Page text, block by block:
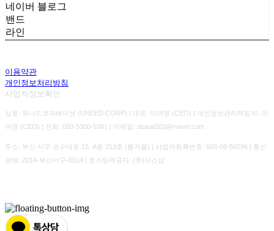
네이버 블로그
밴드
라인
이용약관
개인정보처리방침
사업자정보확인
상호: 유니드코퍼레이션 (UNEED.CORP) | 대표: 이여명 (CEO) | 개인정보관리책임자: 이
여명 (CEO) | 전화: 050-5300-5381 | 이메일: duaud203@naver.com
주소: 부산 서구 보수대로 15, A동 213호 (봄겨울) | 사업자등록번호: 603-09-50296 | 통신
판매: 2014-부산서구-0014 | 호스팅제공자: (주)식스샵